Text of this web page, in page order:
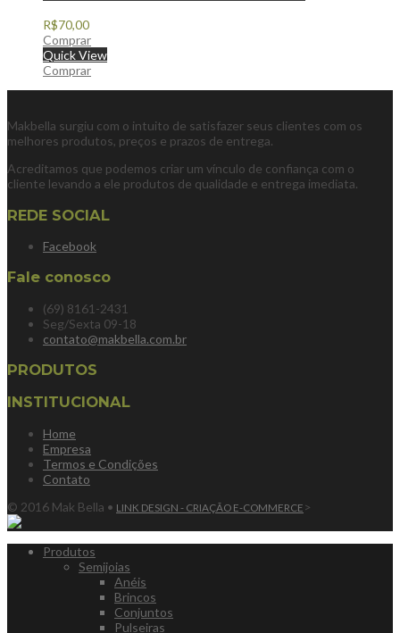
R$70,00
Comprar
Quick View
Comprar
Makbella surgiu com o intuito de satisfazer seus clientes com os
melhores produtos, preços e prazos de entrega.
Acreditamos que podemos criar um vínculo de confiança com o
cliente levando a ele produtos de qualidade e entrega imediata.
REDE SOCIAL
Facebook
Fale conosco
(69) 8161-2431
Seg/Sexta 09-18
contato@makbella.com.br
PRODUTOS
INSTITUCIONAL
Home
Empresa
Termos e Condições
Contato
© 2016 Mak Bella • LINK DESIGN - CRIAÇÃO E-COMMERCE >
Produtos
Semijoias
Anéis
Brincos
Conjuntos
Pulseiras